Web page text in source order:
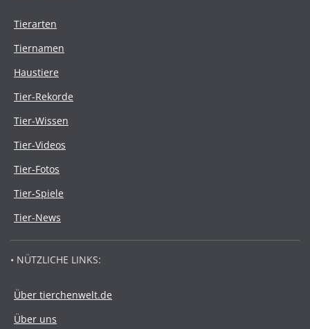
Tierarten
Tiernamen
Haustiere
Tier-Rekorde
Tier-Wissen
Tier-Videos
Tier-Fotos
Tier-Spiele
Tier-News
• NÜTZLICHE LINKS:
Über tierchenwelt.de
Über uns